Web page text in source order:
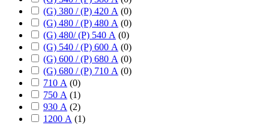
(G) 380 / (P) 420 А (0)
(G) 480 / (P) 480 А (0)
(G) 480/ (P) 540 А (0)
(G) 540 / (P) 600 А (0)
(G) 600 / (P) 680 А (0)
(G) 680 / (P) 710 А (0)
710 А (0)
750 А (1)
930 А (2)
1200 А (1)